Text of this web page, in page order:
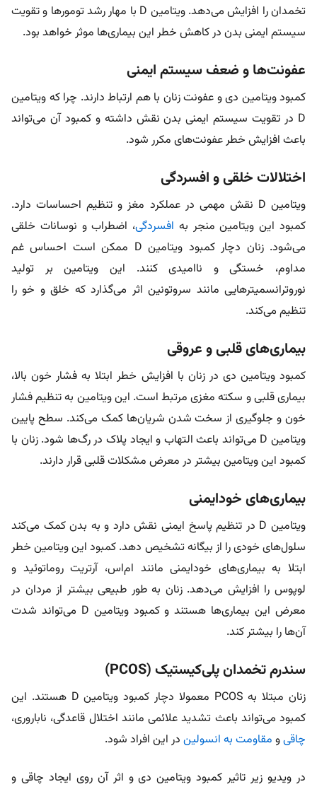
تخمدان را افزایش می‌دهد. ویتامین D با مهار رشد تومورها و تقویت
سیستم ایمنی بدن در کاهش خطر این بیماری‌ها موثر خواهد بود.
عفونت‌ها و ضعف سیستم ایمنی
کمبود ویتامین دی و عفونت زنان با هم ارتباط دارند. چرا که ویتامین
D در تقویت سیستم ایمنی بدن نقش داشته و کمبود آن می‌تواند
باعث افزایش خطر عفونت‌های مکرر شود.
اختلالات خلقی و افسردگی
ویتامین D نقش مهمی در عملکرد مغز و تنظیم احساسات دارد.
کمبود این ویتامین منجر به افسردگی، اضطراب و نوسانات خلقی
می‌شود. زنان دچار کمبود ویتامین D ممکن است احساس غم
مداوم، خستگی و ناامیدی کنند. این ویتامین بر تولید
نوروترانسمیترهایی مانند سروتونین اثر می‌گذارد که خلق و خو را
تنظیم می‌کند.
بیماری‌های قلبی و عروقی
کمبود ویتامین دی در زنان با افزایش خطر ابتلا به فشار خون بالا،
بیماری قلبی و سکته مغزی مرتبط است. این ویتامین به تنظیم فشار
خون و جلوگیری از سخت شدن شریان‌ها کمک می‌کند. سطح پایین
ویتامین D می‌تواند باعث التهاب و ایجاد پلاک در رگ‌ها شود. زنان با
کمبود این ویتامین بیشتر در معرض مشکلات قلبی قرار دارند.
بیماری‌های خودایمنی
ویتامین D در تنظیم پاسخ ایمنی نقش دارد و به بدن کمک می‌کند
سلول‌های خودی را از بیگانه تشخیص دهد. کمبود این ویتامین خطر
ابتلا به بیماری‌های خودایمنی مانند ام‌اس، آرتریت روماتوئید و
لوپوس را افزایش می‌دهد. زنان به طور طبیعی بیشتر از مردان در
معرض این بیماری‌ها هستند و کمبود ویتامین D می‌تواند شدت
آن‌ها را بیشتر کند.
سندرم تخمدان پلی‌کیستیک (PCOS)
زنان مبتلا به PCOS معمولا دچار کمبود ویتامین D هستند. این
کمبود می‌تواند باعث تشدید علائمی مانند اختلال قاعدگی، ناباروری،
چاقیو مقاومت به انسولین در این افراد شود.
در ویدیو زیر تاثیر کمبود ویتامین دی و اثر آن روی ایجاد چاقی و